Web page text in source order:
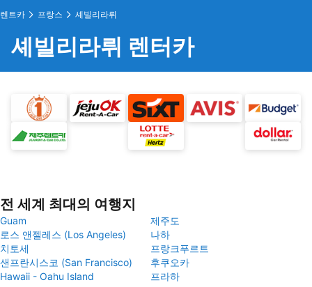
렌트카 프랑스 셰빌리라뤼
셰빌리라뤼 렌터카
전 세계 최대의 여행지
Guam
제주도
로스 앤젤레스 (Los Angeles)
나하
치토세
프랑크푸르트
샌프란시스코 (San Francisco)
후쿠오카
Hawaii - Oahu Island
프라하